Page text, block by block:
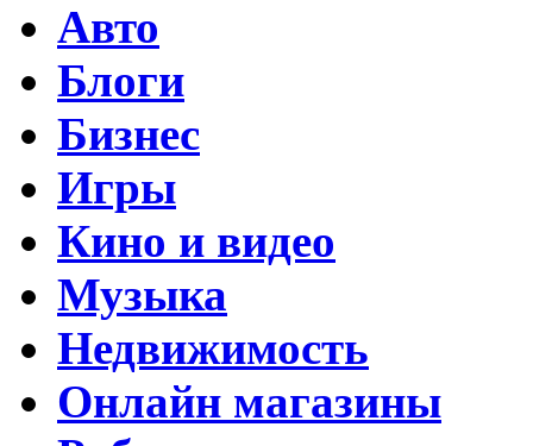
Авто
Блоги
Бизнес
Игры
Кино и видео
Музыка
Недвижимость
Онлайн магазины